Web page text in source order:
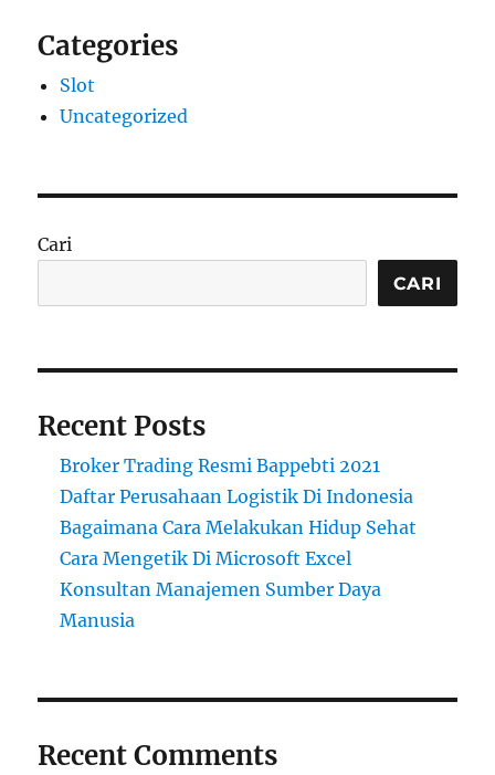
Categories
Slot
Uncategorized
Cari
CARI
Recent Posts
Broker Trading Resmi Bappebti 2021
Daftar Perusahaan Logistik Di Indonesia
Bagaimana Cara Melakukan Hidup Sehat
Cara Mengetik Di Microsoft Excel
Konsultan Manajemen Sumber Daya
Manusia
Recent Comments